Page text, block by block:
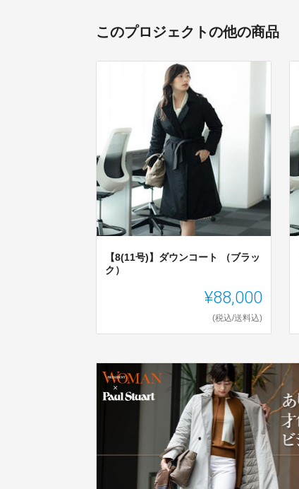
このプロジェクトの他の商品
【8(11号)】ダウンコート （ブラッ
ク）
¥88,000
(税込/送料込)